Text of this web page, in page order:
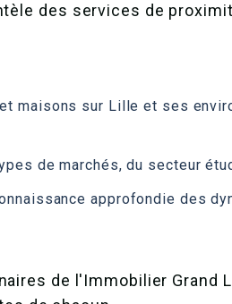
des services de
maisons sur Lille et ses
de marchés, du secteur
approfondie des
de l'Immobilier Grand